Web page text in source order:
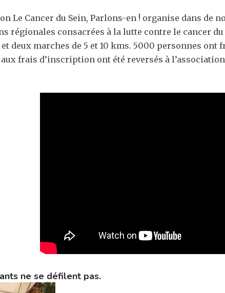
Le Cancer du Sein, Parlons-en ! organise dans
régionales consacrées à la lutte contre le cancer
deux marches de 5 et 10 kms. 5000 personnes
frais d’inscription ont été reversés à
ne se défilent pas.